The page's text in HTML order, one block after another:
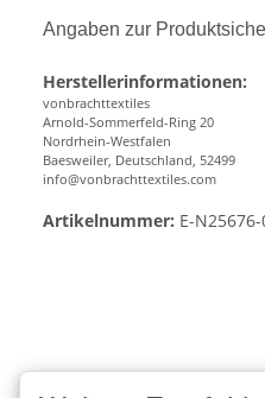
Angaben zur
Herstellerinformationen:
vonbrachttextiles
Arnold-Sommerfeld-Ring 20
Nordrhein-Westfalen
Baesweiler, Deutschland, 52499
info@vonbrachttextiles.com
Artikelnummer: E-N25676-